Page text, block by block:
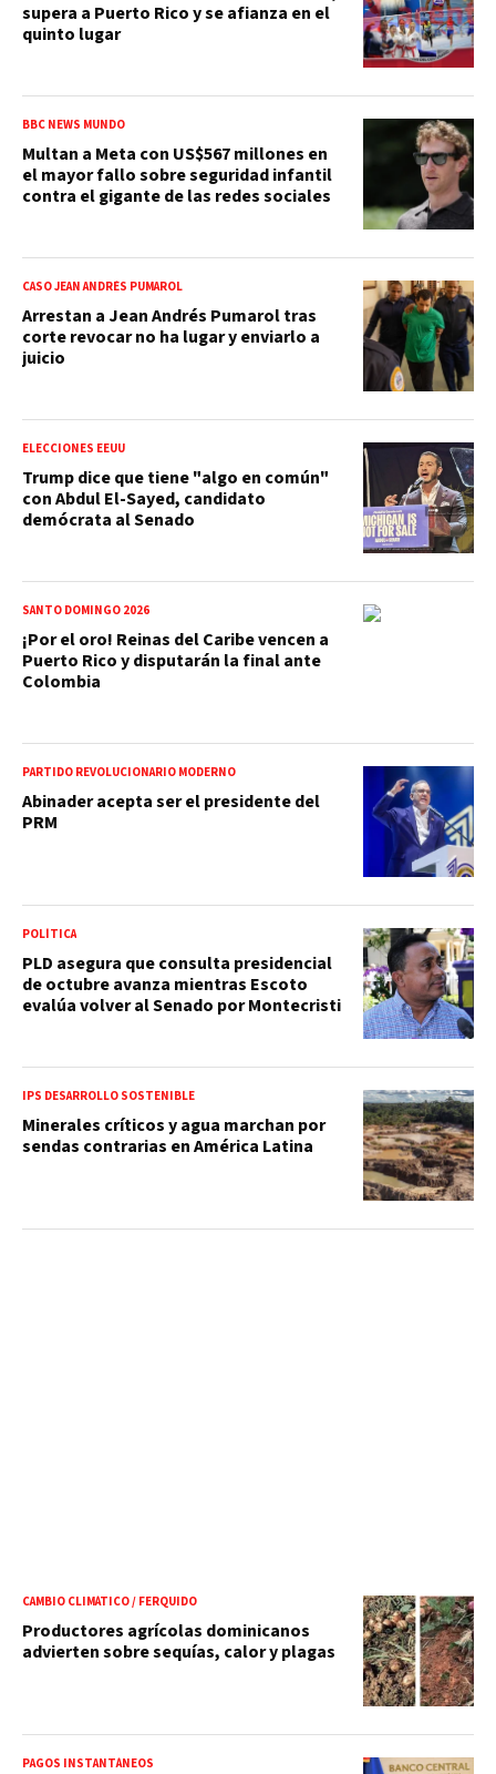
supera a Puerto Rico y se afianza en el
quinto lugar
BBC NEWS MUNDO
Multan a Meta con US$567 millones en
el mayor fallo sobre seguridad infantil
contra el gigante de las redes sociales
CASO JEAN ANDRÉS PUMAROL
Arrestan a Jean Andrés Pumarol tras
corte revocar no ha lugar y enviarlo a
juicio
ELECCIONES EEUU
Trump dice que tiene "algo en común"
con Abdul El-Sayed, candidato
demócrata al Senado
SANTO DOMINGO 2026
¡Por el oro! Reinas del Caribe vencen a
Puerto Rico y disputarán la final ante
Colombia
PARTIDO REVOLUCIONARIO MODERNO
Abinader acepta ser el presidente del
PRM
POLÍTICA
PLD asegura que consulta presidencial
de octubre avanza mientras Escoto
evalúa volver al Senado por Montecristi
IPS DESARROLLO SOSTENIBLE
Minerales críticos y agua marchan por
sendas contrarias en América Latina
CAMBIO CLIMÁTICO / FERQUIDO
Productores agrícolas dominicanos
advierten sobre sequías, calor y plagas
PAGOS INSTANTÁNEOS